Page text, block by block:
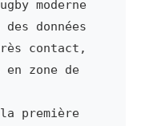
moderne
données
contact,
zone de
première